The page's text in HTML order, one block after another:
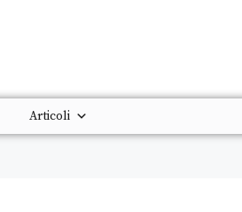
Articoli